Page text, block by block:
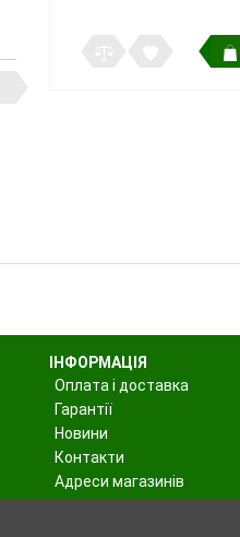
ІНФОРМАЦІЯ
Оплата і доставка
Гарантії
Новини
Контакти
Адреси магазинів